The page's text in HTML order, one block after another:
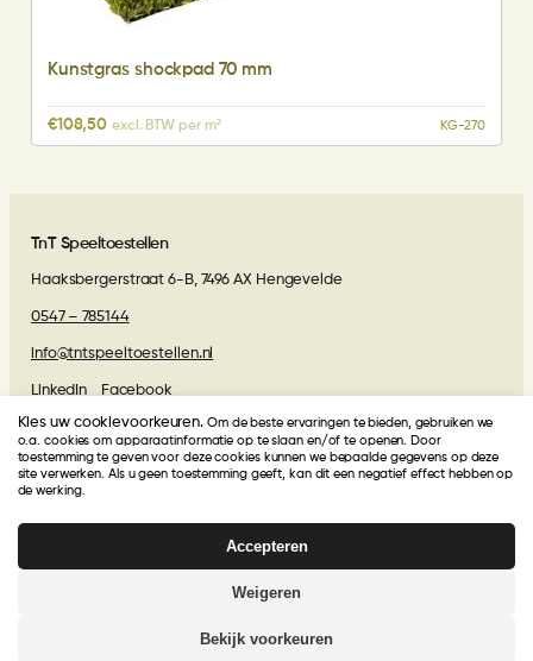
Kunstgras shockpad 70 mm
€108,50 excl. BTW per m² KG-270
TnT Speeltoestellen
Haaksbergerstraat 6-B, 7496 AX Hengevelde
0547 – 785144
info@tntspeeltoestellen.nl
LinkedIn Facebook
Algemene voorwaarden
Beoordelingen van onze klanten
krijgt van onze klanten een
Gebasseerd op27 beoordelingen
Kies uw cookievoorkeuren. Om de beste ervaringen te bieden, gebruiken we
o.a. cookies om apparaatinformatie op te slaan en/of te openen. Door
toestemming te geven voor deze cookies kunnen we bepaalde gegevens op deze
site verwerken. Als u geen toestemming geeft, kan dit een negatief effect hebben op
de werking.
Accepteren
Weigeren
Bekijk voorkeuren